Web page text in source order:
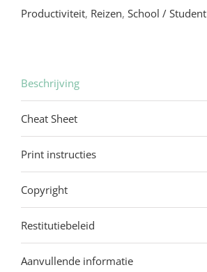
Productiviteit, Reizen, School / Student
Beschrijving
Cheat Sheet
Print instructies
Copyright
Restitutiebeleid
Aanvullende informatie